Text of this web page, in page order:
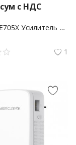
сум с НДС
TP-Link RE705X Усилитель Wi‑Fi сигнала AX3000 с поддержкой Mesh
1